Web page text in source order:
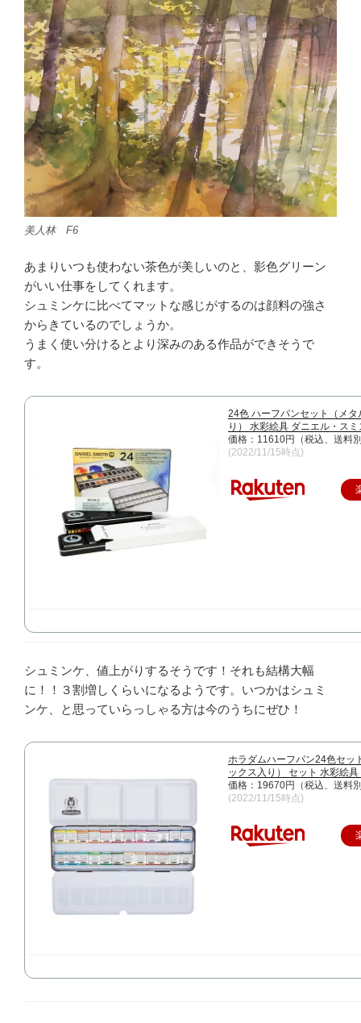
美人林 F6
あまりいつも使わない茶色が美しいのと、影色グリーン
がいい仕事をしてくれます。
シュミンケに比べてマットな感じがするのは顔料の強さ
からきているのでしょうか。
うまく使い分けるとより深みのある作品ができそうで
す。
24色 ハーフパンセット（メタ
り） 水彩絵具 ダニエル・スミ
価格：11610円（税込、送料
(2022/11/15時点)
シュミンケ、値上がりするそうです！それも結構大幅
に！！３割増しくらいになるようです。いつかはシュミ
ンケ、と思っていらっしゃる方は今のうちにぜひ！
ホラダムハーフパン24色セッ
ックス入り） セット 水彩絵
価格：19670円（税込、送料
(2022/11/15時点)